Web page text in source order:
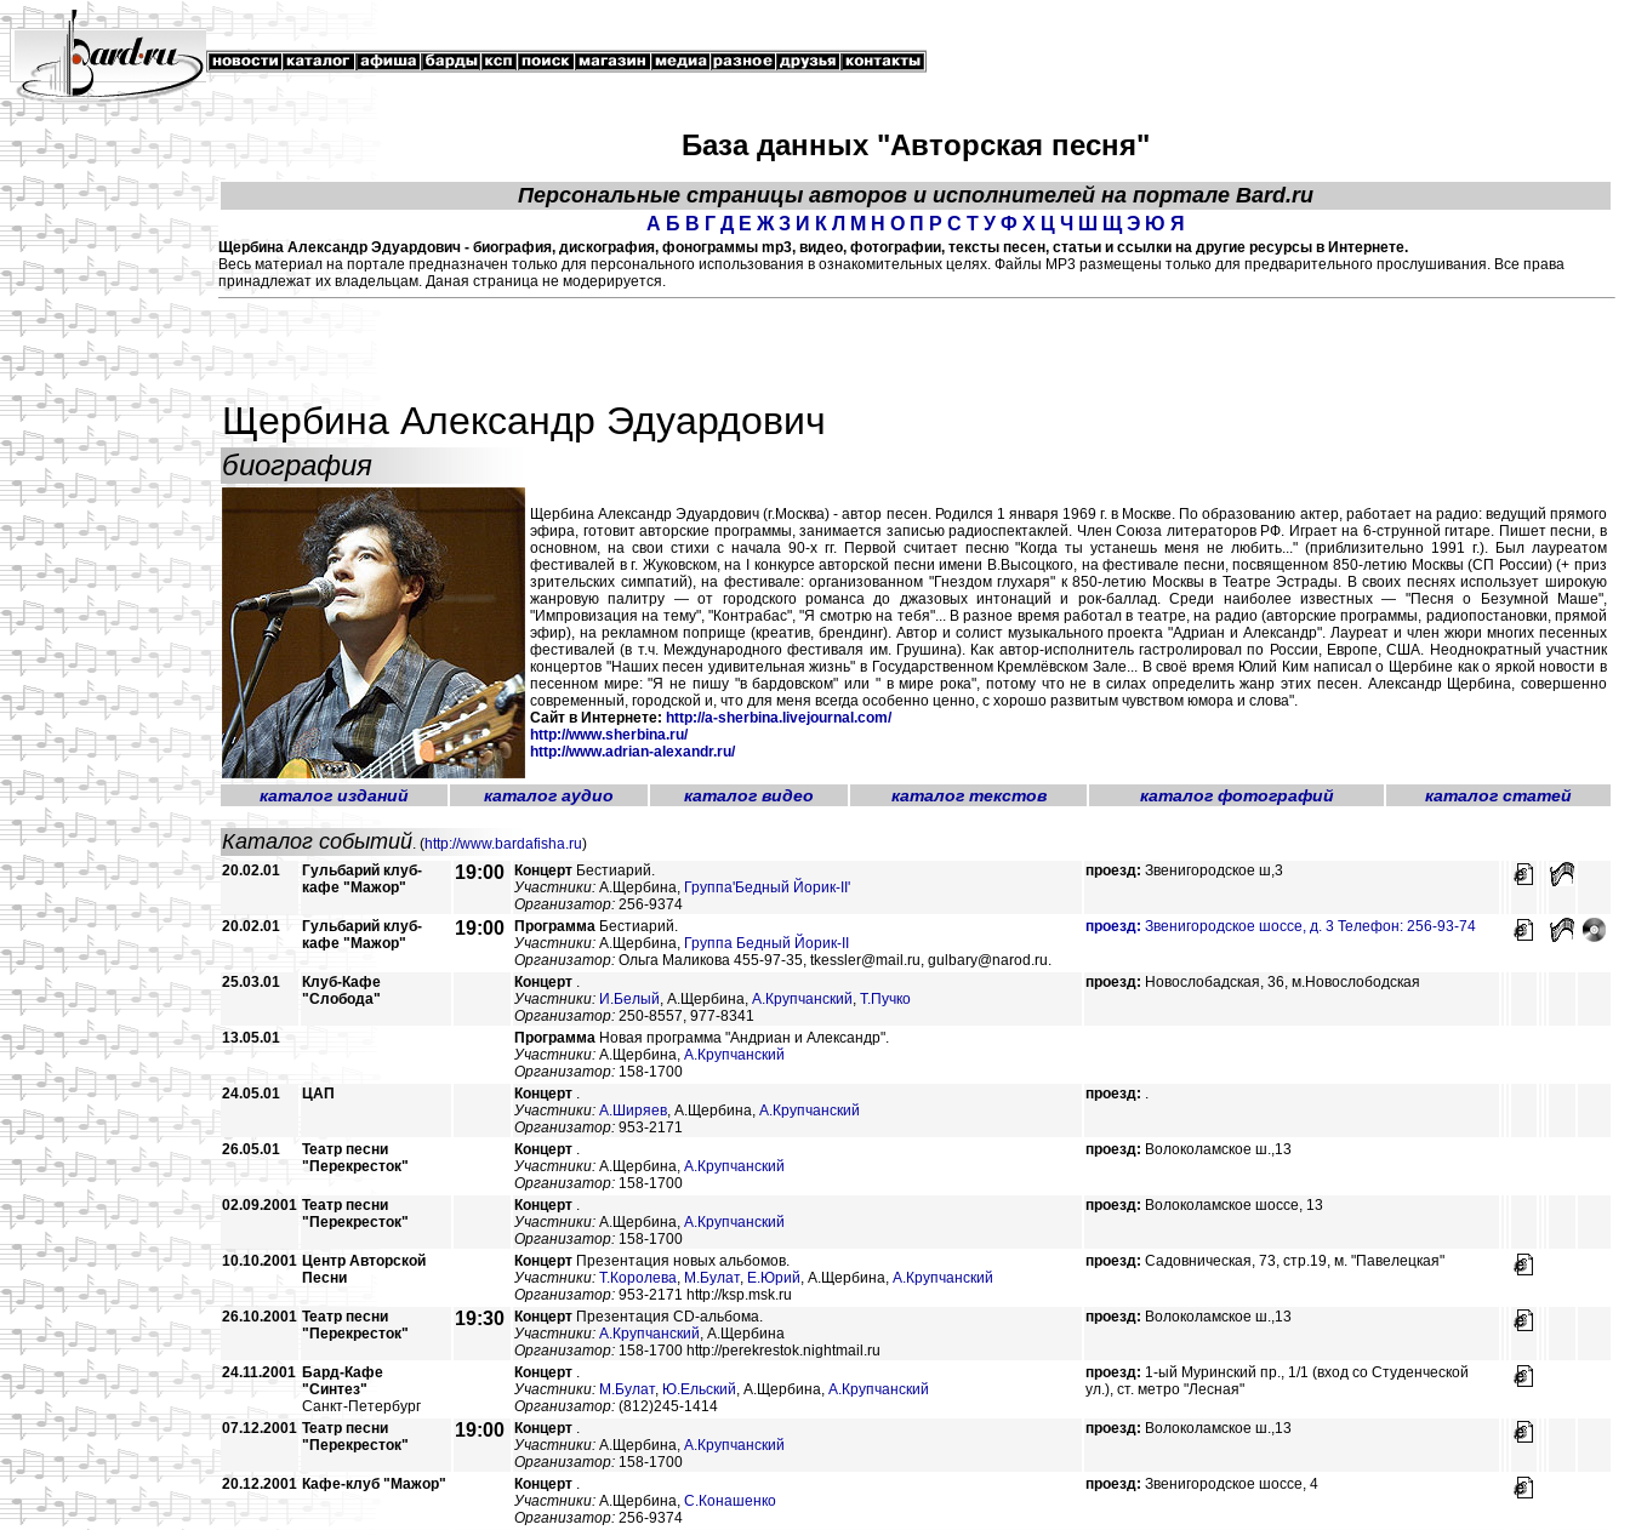
База данных "Авторская песня"
Персональные страницы авторов и исполнителей на портале Bard.ru
А Б В Г Д Е Ж З И К Л М Н О П Р С Т У Ф Х Ц Ч Ш Щ Э Ю Я
Щербина Александр Эдуардович - биография, дискография, фонограммы mp3, видео, фотографии, тексты песен, статьи и ссылки на другие ресурсы в Интернете.
Весь материал на портале предназначен только для персонального использования в ознакомительных целях. Файлы МР3 размещены только для предварительного прослушивания. Все права
принадлежат их владельцам. Даная страница не модерируется.
Щербина Александр Эдуардович
биография
Щербина Александр Эдуардович (г.Москва) - автор песен. Родился 1 января 1969 г. в Москве. По образованию актер, работает на радио: ведущий прямого
эфира, готовит авторские программы, занимается записью радиоспектаклей. Член Союза литераторов РФ. Играет на 6-струнной гитаре. Пишет песни, в
основном, на свои стихи с начала 90-х гг. Первой считает песню "Когда ты устанешь меня не любить..." (приблизительно 1991 г.). Был лауреатом
фестивалей в г. Жуковском, на I конкурсе авторской песни имени В.Высоцкого, на фестивале песни, посвященном 850-летию Москвы (СП России) (+ приз
зрительских симпатий), на фестивале: организованном "Гнездом глухаря" к 850-летию Москвы в Театре Эстрады. В своих песнях использует широкую
жанровую палитру — от городского романса до джазовых интонаций и рок-баллад. Среди наиболее известных — "Песня о Безумной Маше",
"Импровизация на тему", "Контрабас", "Я смотрю на тебя"... В разное время работал в театре, на радио (авторские программы, радиопостановки, прямой
эфир), на рекламном поприще (креатив, брендинг). Автор и солист музыкального проекта "Адриан и Александр". Лауреат и член жюри многих песенных
фестивалей (в т.ч. Международного фестиваля им. Грушина). Как автор-исполнитель гастролировал по России, Европе, США. Неоднократный участник
концертов "Наших песен удивительная жизнь" в Государственном Кремлёвском Зале... В своё время Юлий Ким написал о Щербине как о яркой новости в
песенном мире: "Я не пишу "в бардовском" или " в мире рока", потому что не в силах определить жанр этих песен. Александр Щербина, совершенно
современный, городской и, что для меня всегда особенно ценно, с хорошо развитым чувством юмора и слова".
Сайт в Интернете: http://a-sherbina.livejournal.com/
http://www.sherbina.ru/
http://www.adrian-alexandr.ru/
каталог изданий каталог аудио каталог видео каталог текстов каталог фотографий каталог статей
Каталог событий. (http://www.bardafisha.ru)
20.02.01
Гульбарий клуб-
кафе "Мажор"
19:00 Концерт Бестиарий.
Участники: А.Щербина, Группа'Бедный Йорик-II'
Организатор: 256-9374
проезд: Звенигородское ш,3
20.02.01
Гульбарий клуб-
кафе "Мажор"
19:00 Программа Бестиарий.
Участники: А.Щербина, Группа Бедный Йорик-II
Организатор: Ольга Маликова 455-97-35, tkessler@mail.ru, gulbary@narod.ru.
проезд: Звенигородское шоссе, д. 3 Телефон: 256-93-74
25.03.01
Клуб-Кафе
"Слобода"
Концерт .
Участники: И.Белый, А.Щербина, А.Крупчанский, Т.Пучко
Организатор: 250-8557, 977-8341
проезд: Новослобадская, 36, м.Новослободская
13.05.01 Программа Новая программа "Андриан и Александр".
Участники: А.Щербина, А.Крупчанский
Организатор: 158-1700
24.05.01
ЦАП Концерт .
Участники: А.Ширяев, А.Щербина, А.Крупчанский
Организатор: 953-2171
проезд: .
26.05.01
Театр песни
"Перекресток"
Концерт .
Участники: А.Щербина, А.Крупчанский
Организатор: 158-1700
проезд: Волоколамское ш.,13
02.09.2001 Театр песни
"Перекресток"
Концерт .
Участники: А.Щербина, А.Крупчанский
Организатор: 158-1700
проезд: Волоколамское шоссе, 13
10.10.2001 Центр Авторской
Песни
Концерт Презентация новых альбомов.
Участники: Т.Королева, М.Булат, Е.Юрий, А.Щербина, А.Крупчанский
Организатор: 953-2171 http://ksp.msk.ru
проезд: Садовническая, 73, стр.19, м. "Павелецкая"
26.10.2001 Театр песни
"Перекресток"
19:30 Концерт Презентация CD-альбома.
Участники: А.Крупчанский, А.Щербина
Организатор: 158-1700 http://perekrestok.nightmail.ru
проезд: Волоколамское ш.,13
24.11.2001 Бард-Кафе
"Синтез"
Санкт-Петербург
Концерт .
Участники: М.Булат, Ю.Ельский, А.Щербина, А.Крупчанский
Организатор: (812)245-1414
проезд: 1-ый Муринский пр., 1/1 (вход со Студенческой
ул.), ст. метро "Лесная"
07.12.2001 Театр песни
"Перекресток"
19:00 Концерт .
Участники: А.Щербина, А.Крупчанский
Организатор: 158-1700
проезд: Волоколамское ш.,13
20.12.2001 Кафе-клуб "Мажор" Концерт .
Участники: А.Щербина, С.Конашенко
Организатор: 256-9374
проезд: Звенигородское шоссе, 4